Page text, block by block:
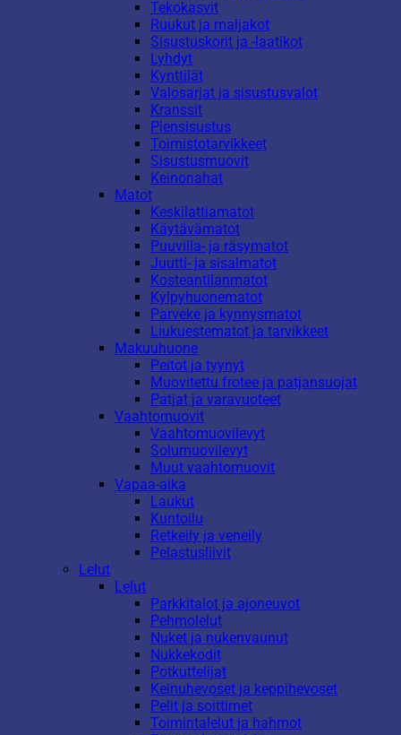
Tekokasvit
Ruukut ja maljakot
Sisustuskorit ja -laatikot
Lyhdyt
Kynttilät
Valosarjat ja sisustusvalot
Kranssit
Piensisustus
Toimistotarvikkeet
Sisustusmuovit
Keinonahat
Matot
Keskilattiamatot
Käytävämatot
Puuvilla- ja räsymatot
Juutti- ja sisalmatot
Kosteantilanmatot
Kylpyhuonematot
Parveke ja kynnysmatot
Liukuestematot ja tarvikkeet
Makuuhuone
Peitot ja tyynyt
Muovitettu frotee ja patjansuojat
Patjat ja varavuoteet
Vaahtomuovit
Vaahtomuovilevyt
Solumuovilevyt
Muut vaahtomuovit
Vapaa-aika
Laukut
Kuntoilu
Retkeily ja veneily
Pelastusliivit
Lelut
Lelut
Parkkitalot ja ajoneuvot
Pehmolelut
Nuket ja nukenvaunut
Nukkekodit
Potkuttelijat
Keinuhevoset ja keppihevoset
Pelit ja soittimet
Toimintalelut ja hahmot